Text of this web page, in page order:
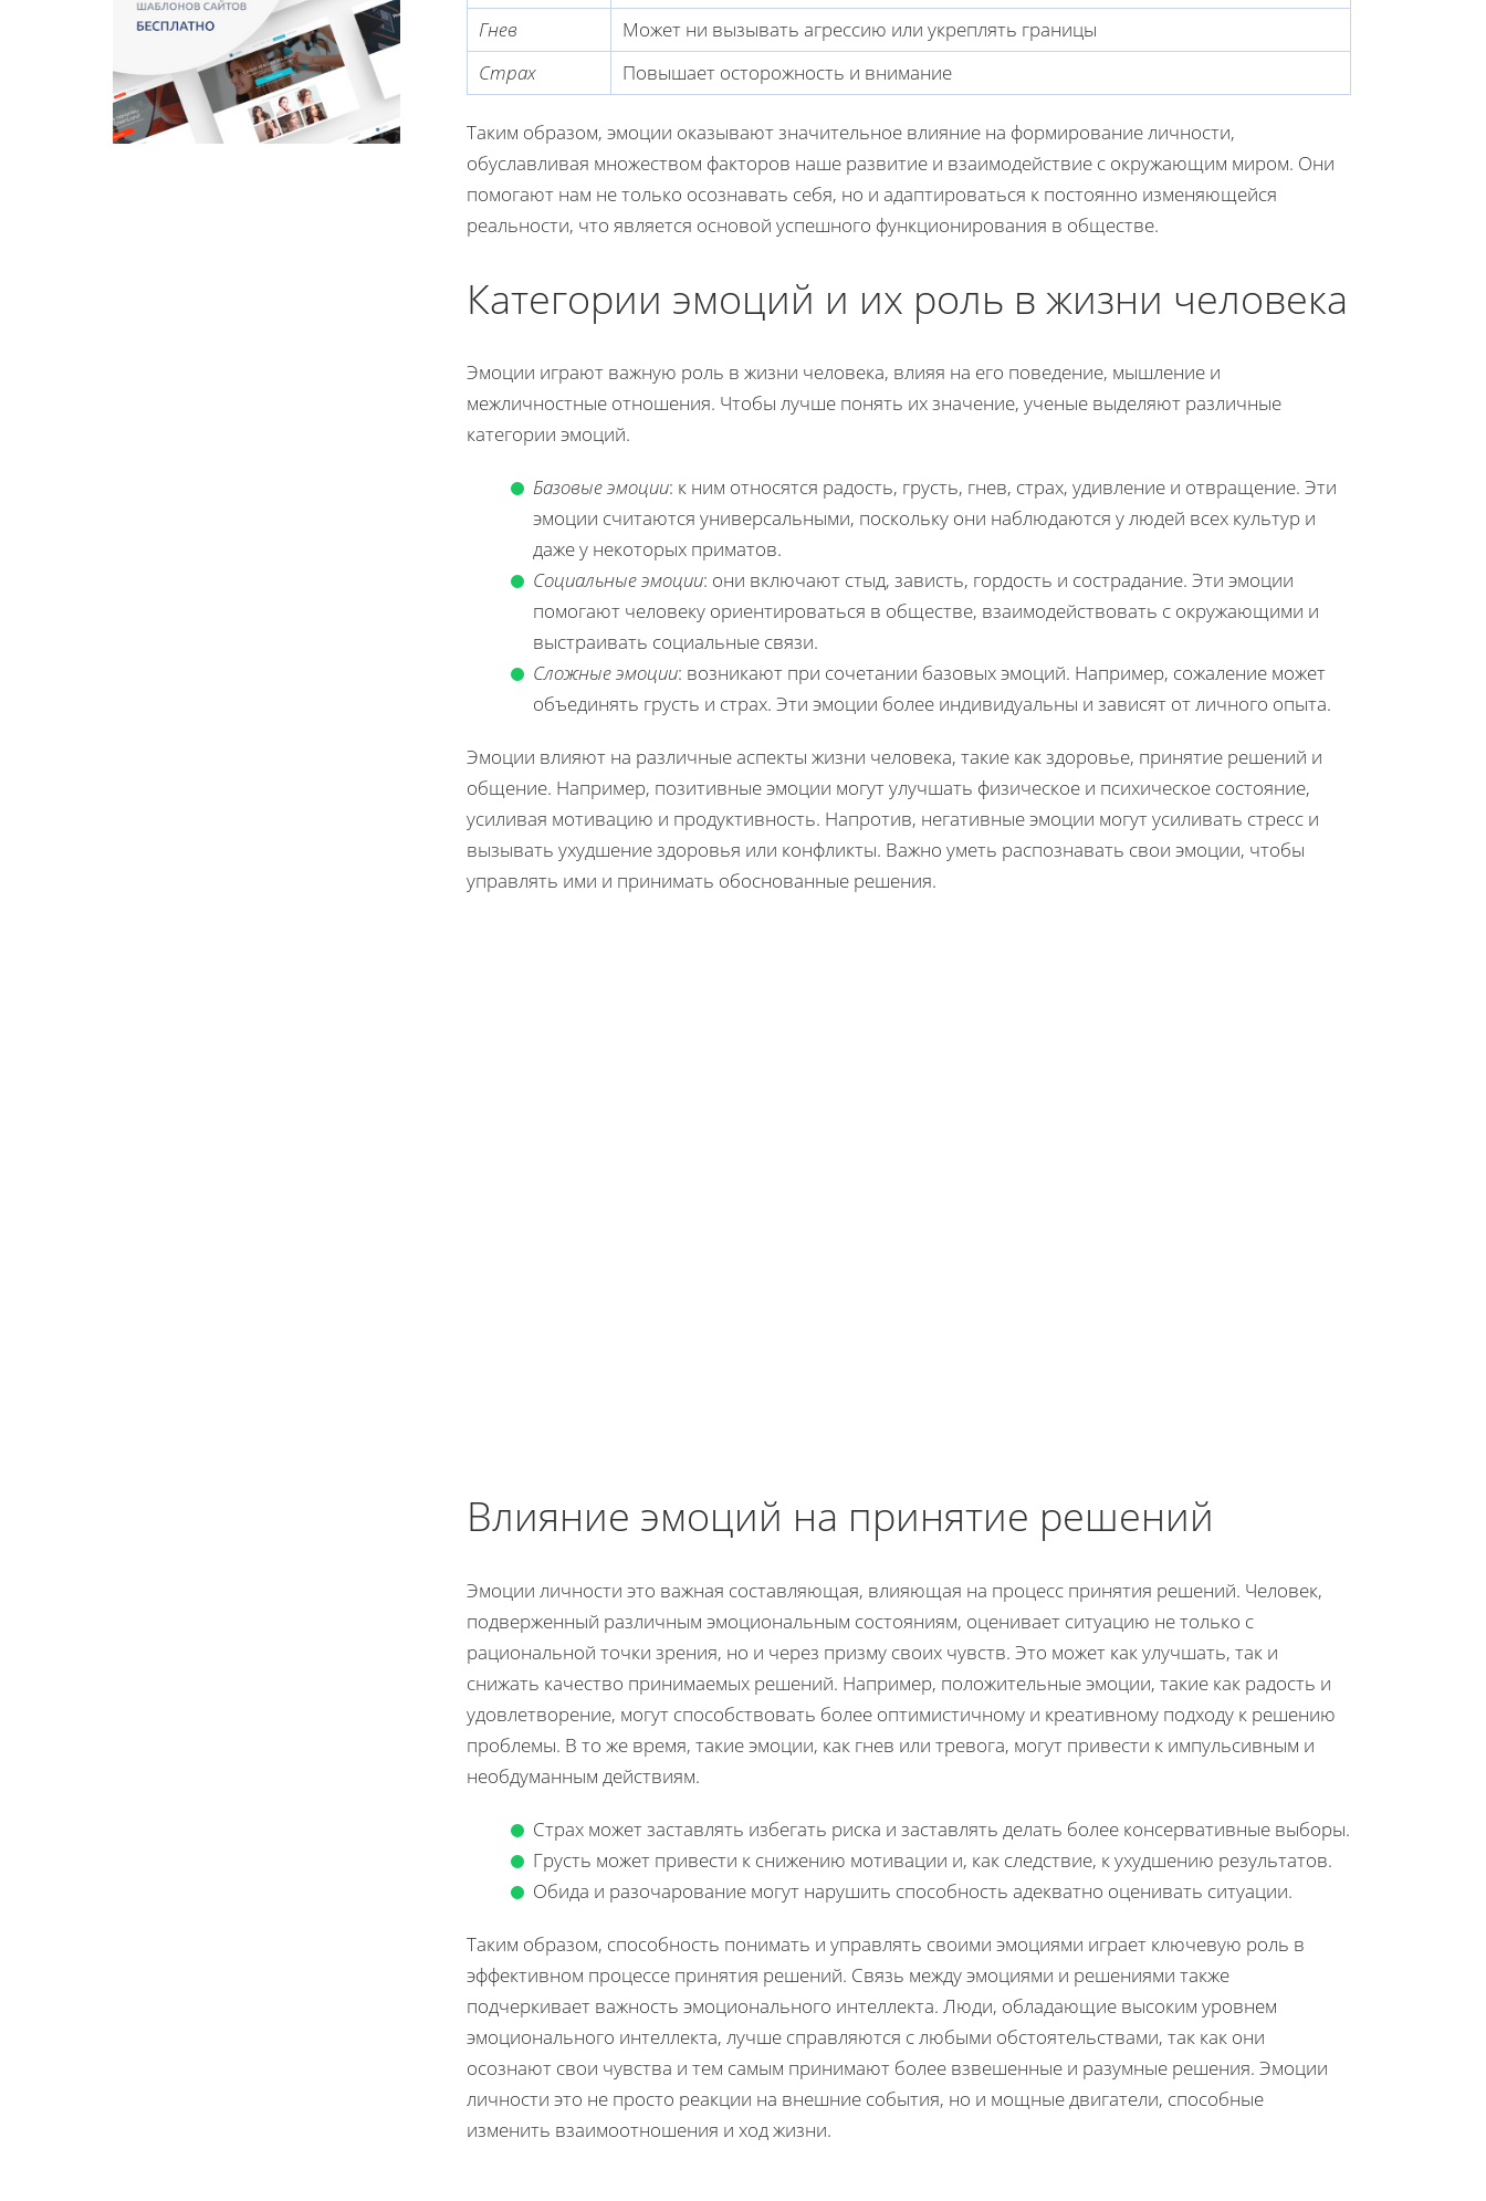
Гнев
Может ни вызывать агрессию или укреплять границы
Страх
Повышает осторожность и внимание
Таким образом, эмоции оказывают значительное влияние на формирование личности,
обуславливая множеством факторов наше развитие и взаимодействие с окружающим миром. Они
помогают нам не только осознавать себя, но и адаптироваться к постоянно изменяющейся
реальности, что является основой успешного функционирования в обществе.
Категории эмоций и их роль в жизни человека
Эмоции играют важную роль в жизни человека, влияя на его поведение, мышление и
межличностные отношения. Чтобы лучше понять их значение, ученые выделяют различные
категории эмоций.
Базовые эмоции: к ним относятся радость, грусть, гнев, страх, удивление и отвращение. Эти
эмоции считаются универсальными, поскольку они наблюдаются у людей всех культур и
даже у некоторых приматов.
Социальные эмоции: они включают стыд, зависть, гордость и сострадание. Эти эмоции
помогают человеку ориентироваться в обществе, взаимодействовать с окружающими и
выстраивать социальные связи.
Сложные эмоции: возникают при сочетании базовых эмоций. Например, сожаление может
объединять грусть и страх. Эти эмоции более индивидуальны и зависят от личного опыта.
Эмоции влияют на различные аспекты жизни человека, такие как здоровье, принятие решений и
общение. Например, позитивные эмоции могут улучшать физическое и психическое состояние,
усиливая мотивацию и продуктивность. Напротив, негативные эмоции могут усиливать стресс и
вызывать ухудшение здоровья или конфликты. Важно уметь распознавать свои эмоции, чтобы
управлять ими и принимать обоснованные решения.
Влияние эмоций на принятие решений
Эмоции личности это важная составляющая, влияющая на процесс принятия решений. Человек,
подверженный различным эмоциональным состояниям, оценивает ситуацию не только с
рациональной точки зрения, но и через призму своих чувств. Это может как улучшать, так и
снижать качество принимаемых решений. Например, положительные эмоции, такие как радость и
удовлетворение, могут способствовать более оптимистичному и креативному подходу к решению
проблемы. В то же время, такие эмоции, как гнев или тревога, могут привести к импульсивным и
необдуманным действиям.
Страх может заставлять избегать риска и заставлять делать более консервативные выборы.
Грусть может привести к снижению мотивации и, как следствие, к ухудшению результатов.
Обида и разочарование могут нарушить способность адекватно оценивать ситуации.
Таким образом, способность понимать и управлять своими эмоциями играет ключевую роль в
эффективном процессе принятия решений. Связь между эмоциями и решениями также
подчеркивает важность эмоционального интеллекта. Люди, обладающие высоким уровнем
эмоционального интеллекта, лучше справляются с любыми обстоятельствами, так как они
осознают свои чувства и тем самым принимают более взвешенные и разумные решения. Эмоции
личности это не просто реакции на внешние события, но и мощные двигатели, способные
изменить взаимоотношения и ход жизни.